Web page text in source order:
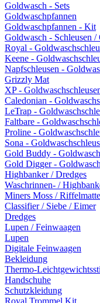
Goldwasch - Sets
Goldwaschpfannen
Goldwaschpfannen - Kit
Goldwasch - Schleusen
Royal -
Keene -
Napfschleusen -
Grizzly Mat
XP -
Caledonian -
LeTrap -
Faltbare -
Proline -
Sona -
Gold Buddy -
Gold Digger -
Highbanker / Dredges
Waschrinnen- /
Miners Moss /
Classifier / Siebe / Eimer
Dredges
Lupen / Feinwaagen
Lupen
Digitale Feinwaagen
Bekleidung
Thermo-
Handschuhe
Schutzkleidung
Royal Trommel Kit